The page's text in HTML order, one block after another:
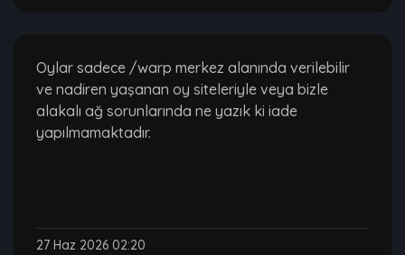
Oylar sadece /warp merkez alanında verilebilir
ve nadiren yaşanan oy siteleriyle veya bizle
alakalı ağ sorunlarında ne yazık ki iade
yapılmamaktadır.
27 Haz 2026 02:20